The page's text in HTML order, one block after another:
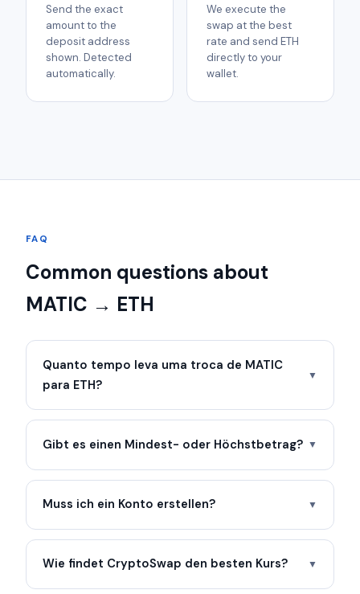
Send the exact
amount to the
deposit address
shown. Detected
automatically.
We execute the
swap at the best
rate and send ETH
directly to your
wallet.
FAQ
Common questions about
MATIC → ETH
Quanto tempo leva uma troca de MATIC
para ETH?
▼
Gibt es einen Mindest- oder Höchstbetrag? ▼
Muss ich ein Konto erstellen? ▼
Wie findet CryptoSwap den besten Kurs? ▼